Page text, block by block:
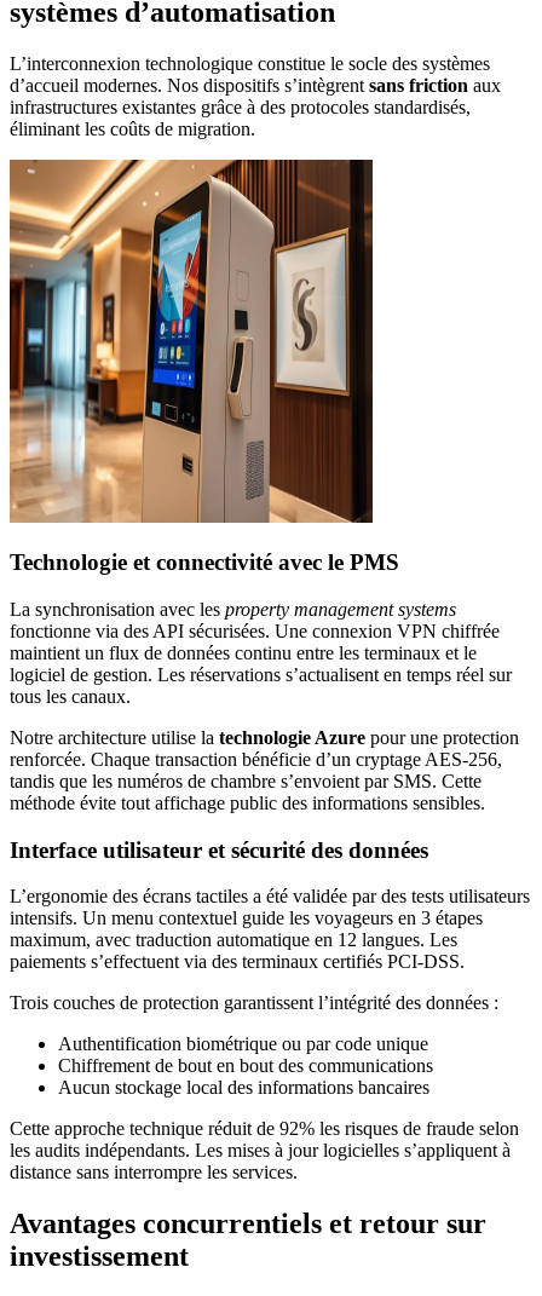
systèmes d’automatisation
L’interconnexion technologique constitue le socle des systèmes
d’accueil modernes. Nos dispositifs s’intègrent sans friction aux
infrastructures existantes grâce à des protocoles standardisés,
éliminant les coûts de migration.
Technologie et connectivité avec le PMS
La synchronisation avec les property management systems
fonctionne via des API sécurisées. Une connexion VPN chiffrée
maintient un flux de données continu entre les terminaux et le
logiciel de gestion. Les réservations s’actualisent en temps réel sur
tous les canaux.
Notre architecture utilise la technologie Azure pour une protection
renforcée. Chaque transaction bénéficie d’un cryptage AES-256,
tandis que les numéros de chambre s’envoient par SMS. Cette
méthode évite tout affichage public des informations sensibles.
Interface utilisateur et sécurité des données
L’ergonomie des écrans tactiles a été validée par des tests utilisateurs
intensifs. Un menu contextuel guide les voyageurs en 3 étapes
maximum, avec traduction automatique en 12 langues. Les
paiements s’effectuent via des terminaux certifiés PCI-DSS.
Trois couches de protection garantissent l’intégrité des données :
Authentification biométrique ou par code unique
Chiffrement de bout en bout des communications
Aucun stockage local des informations bancaires
Cette approche technique réduit de 92% les risques de fraude selon
les audits indépendants. Les mises à jour logicielles s’appliquent à
distance sans interrompre les services.
Avantages concurrentiels et retour sur
investissement